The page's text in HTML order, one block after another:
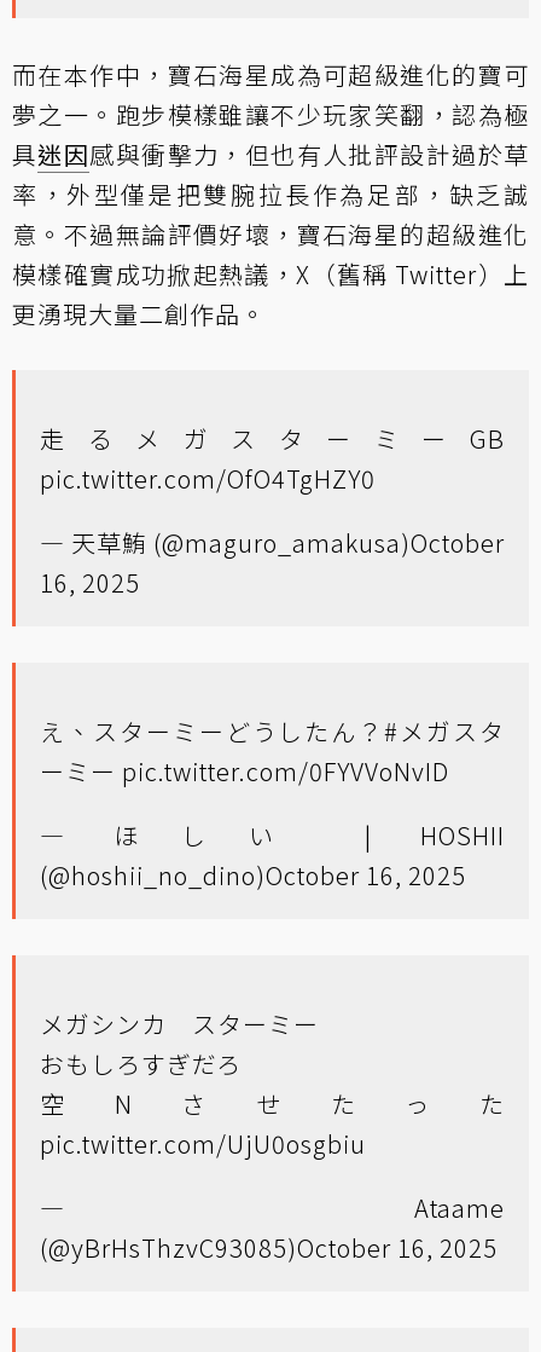
而在本作中，寶石海星成為可超級進化的寶可
夢之一。跑步模樣雖讓不少玩家笑翻，認為極
具迷因感與衝擊力，但也有人批評設計過於草
率，外型僅是把雙腕拉長作為足部，缺乏誠
意。不過無論評價好壞，寶石海星的超級進化
模樣確實成功掀起熱議，X（舊稱 Twitter）上
更湧現大量二創作品。
走るメガスターミーGB
pic.twitter.com/OfO4TgHZY0
— 天草鮪 (@maguro_amakusa)October
16, 2025
え、スターミーどうしたん？#メガスタ
ーミー pic.twitter.com/0FYVVoNvID
— ほしい | HOSHII
(@hoshii_no_dino)October 16, 2025
メガシンカ スターミー
おもしろすぎだろ
空Nさせたった
pic.twitter.com/UjU0osgbiu
— Ataame
(@yBrHsThzvC93085)October 16, 2025